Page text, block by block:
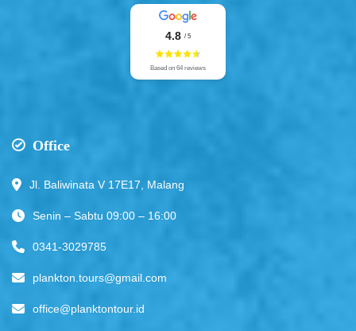
4.8 / 5
Based on 64 reviews
Office
Jl. Baliwinata V 17E17, Malang
Senin – Sabtu 09:00 – 16:00
0341-3029785
plankton.tours@gmail.com
office@planktontour.id